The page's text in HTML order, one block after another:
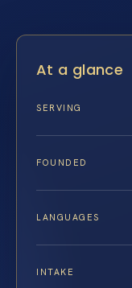
At a glance
SERVING
FOUNDED
LANGUAGES
INTAKE